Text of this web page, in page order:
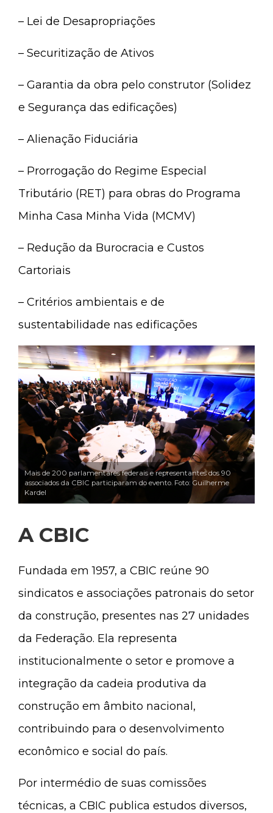
– Lei de Desapropriações
– Securitização de Ativos
– Garantia da obra pelo construtor (Solidez
e Segurança das edificações)
– Alienação Fiduciária
– Prorrogação do Regime Especial
Tributário (RET) para obras do Programa
Minha Casa Minha Vida (MCMV)
– Redução da Burocracia e Custos
Cartoriais
– Critérios ambientais e de
sustentabilidade nas edificações
Mais de 200 parlamentares federais e representantes dos 90
associados da CBIC participaram do evento. Foto: Guilherme
Kardel
A CBIC
Fundada em 1957, a CBIC reúne 90
sindicatos e associações patronais do setor
da construção, presentes nas 27 unidades
da Federação. Ela representa
institucionalmente o setor e promove a
integração da cadeia produtiva da
construção em âmbito nacional,
contribuindo para o desenvolvimento
econômico e social do país.
Por intermédio de suas comissões
técnicas, a CBIC publica estudos diversos,